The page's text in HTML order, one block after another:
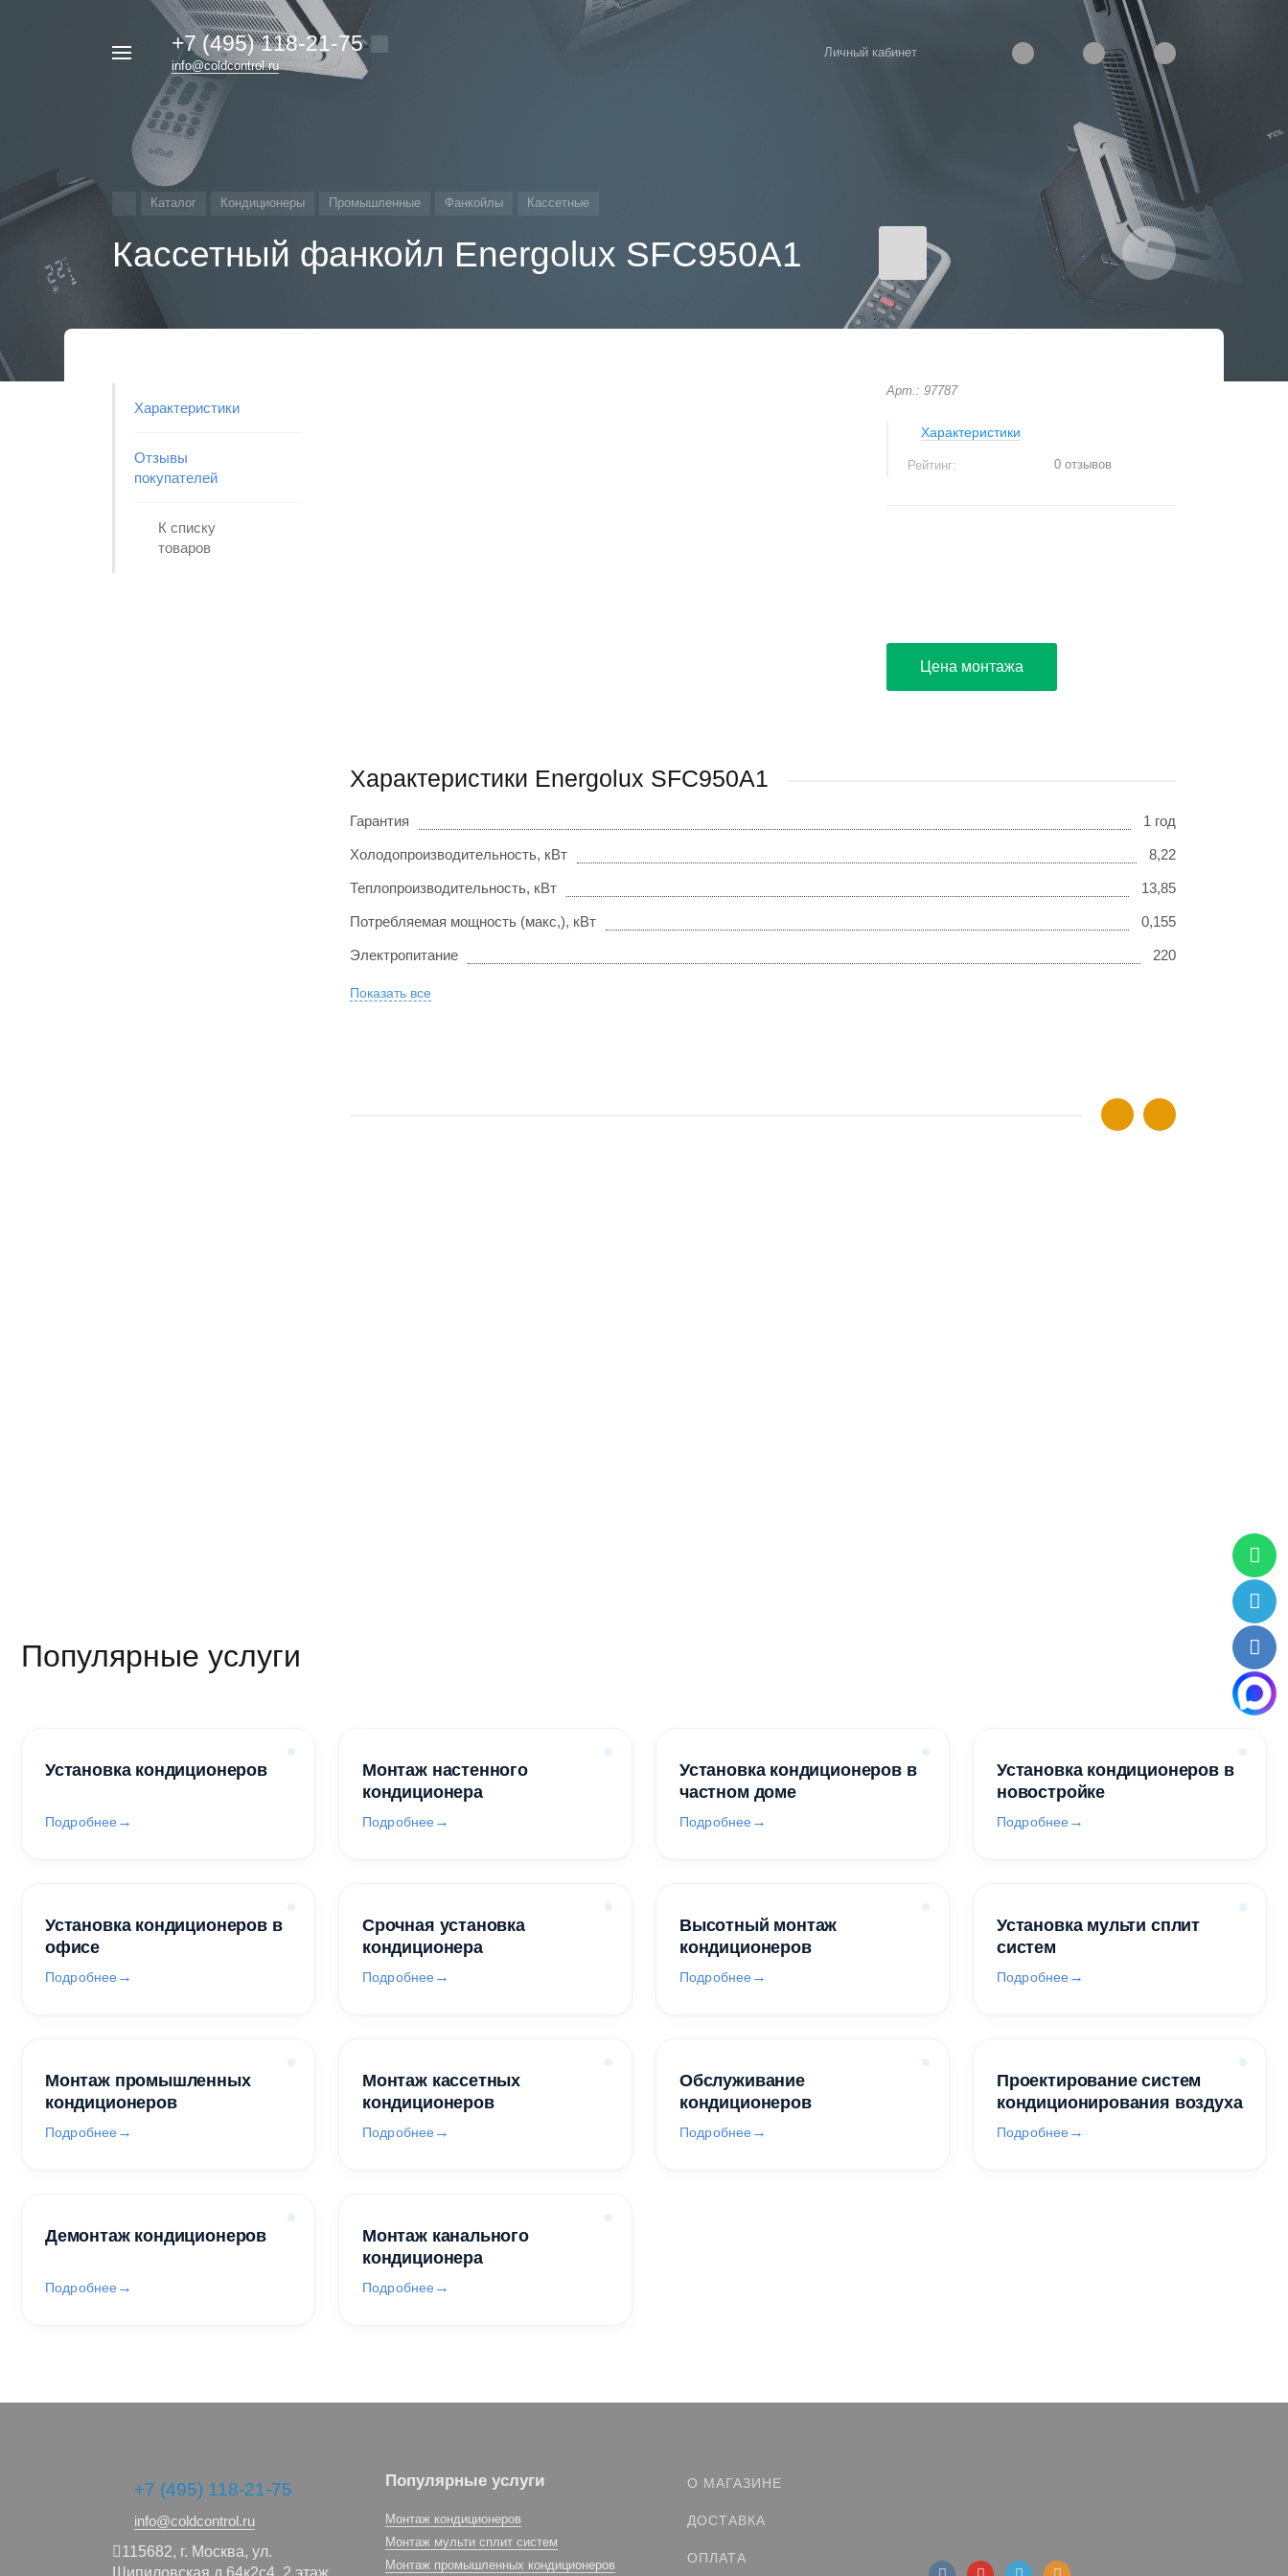
+7 (495) 118-21-75
info@coldcontrol.ru
Личный кабинет
Каталог Кондиционеры Промышленные Фанкойлы Кассетные
Кассетный фанкойл Energolux SFC950A1
Характеристики
Отзывы
покупателей
К списку
товаров
Арт.: 97787
Характеристики
Рейтинг: 0 отзывов
Цена монтажа
Характеристики Energolux SFC950A1
Гарантия 1 год
Холодопроизводительность, кВт 8,22
Теплопроизводительность, кВт 13,85
Потребляемая мощность (макс,), кВт 0,155
Электропитание 220
Показать все
Популярные услуги
Установка кондиционеров
Подробнее
Монтаж настенного
кондиционера
Подробнее
Установка кондиционеров в
частном доме
Подробнее
Установка кондиционеров в
новостройке
Подробнее
Установка кондиционеров в
офисе
Подробнее
Срочная установка
кондиционера
Подробнее
Высотный монтаж
кондиционеров
Подробнее
Установка мульти сплит
систем
Подробнее
Монтаж промышленных
кондиционеров
Подробнее
Монтаж кассетных
кондиционеров
Подробнее
Обслуживание
кондиционеров
Подробнее
Проектирование систем
кондиционирования воздуха
Подробнее
Демонтаж кондиционеров
Подробнее
Монтаж канального
кондиционера
Подробнее
+7 (495) 118-21-75
info@coldcontrol.ru
115682, г. Москва, ул.
Шипиловская д.64к2с4, 2 этаж,
Популярные услуги
Монтаж кондиционеров
Монтаж мульти сплит систем
Монтаж промышленных кондиционеров
О МАГАЗИНЕ
ДОСТАВКА
ОПЛАТА